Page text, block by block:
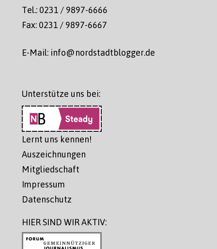
Tel.: 0231 / 9897-6666
Fax: 0231 / 9897-6667
E-Mail: info@nordstadtblogger.de
Unterstütze uns bei:
Lernt uns kennen!
Auszeichnungen
Mitgliedschaft
Impressum
Datenschutz
HIER SIND WIR AKTIV: